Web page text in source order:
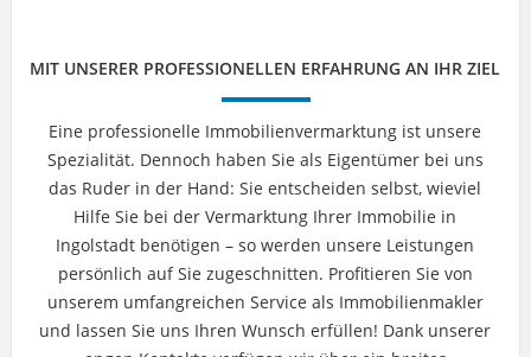
MIT UNSERER PROFESSIONELLEN ERFAHRUNG AN IHR ZIEL
Eine professionelle Immobilienvermarktung ist unsere
Spezialität. Dennoch haben Sie als Eigentümer bei uns
das Ruder in der Hand: Sie entscheiden selbst, wieviel
Hilfe Sie bei der Vermarktung Ihrer Immobilie in
Ingolstadt benötigen – so werden unsere Leistungen
persönlich auf Sie zugeschnitten. Profitieren Sie von
unserem umfangreichen Service als Immobilienmakler
und lassen Sie uns Ihren Wunsch erfüllen! Dank unserer